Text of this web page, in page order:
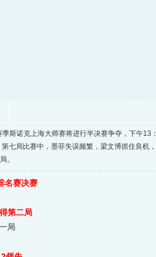
斯诺克上海大师赛将进行半决赛争夺，下午13：
七局比赛中，墨菲失误频繁，梁文博抓住良机，
。
名赛决赛
第二局
局